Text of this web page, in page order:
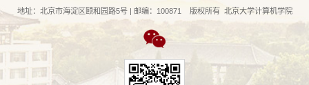
地址：北京市海淀区颐和园路5号 | 邮编：100871 版权所有 北京大学计算机学院